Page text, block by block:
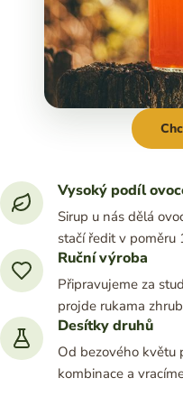
Vysoký podíl
Sirup u nás dělá
stačí ředit v poměru
Ruční výroba
Připravujeme za
projde rukama
Desítky druhů
Od bezového květu
kombinace a